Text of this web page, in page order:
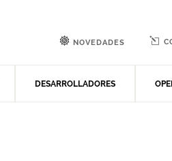
DESARROLLADORES
NOVEDADES